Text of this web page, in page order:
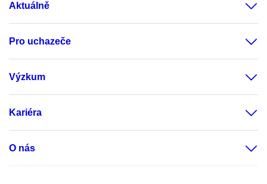
Aktuálně
Pro uchazeče
Výzkum
Kariéra
O nás